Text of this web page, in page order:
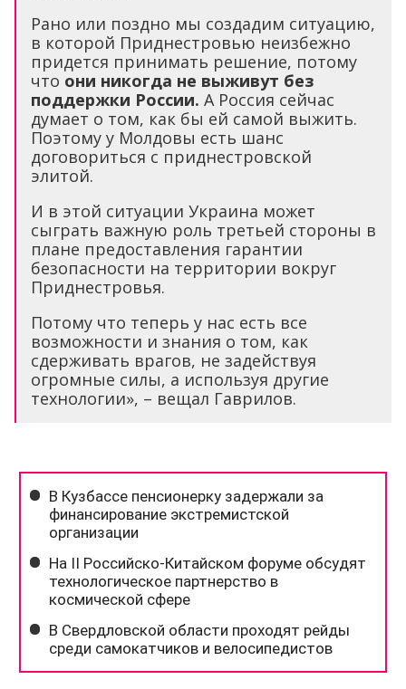
Рано или поздно мы создадим ситуацию,
в которой Приднестровью неизбежно
придется принимать решение, потому
что они никогда не выживут без
поддержки России. А Россия сейчас
думает о том, как бы ей самой выжить.
Поэтому у Молдовы есть шанс
договориться с приднестровской
элитой.
И в этой ситуации Украина может
сыграть важную роль третьей стороны в
плане предоставления гарантии
безопасности на территории вокруг
Приднестровья.
Потому что теперь у нас есть все
возможности и знания о том, как
сдерживать врагов, не задействуя
огромные силы, а используя другие
технологии», – вещал Гаврилов.